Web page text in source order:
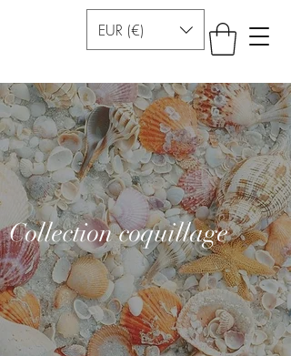
EUR (€)
Collection coquillage